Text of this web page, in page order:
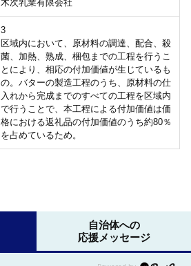
木次乳業有限会社
3
区域内において、原材料の調達、配合、殺
菌、加熱、熟成、梱包までの工程を行うこ
とにより、相応の付加価値が生じているも
の。バターの製造工程のうち、原材料の仕
入れから完成までのすべての工程を区域内
で行うことで、本工程による付加価値は価
格における返礼品の付加価値のうち約80％
を占めているため。
自治体への
応援メッセージ